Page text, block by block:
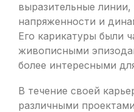
выразительные
напряженности и
Его карикатуры были
живописными
более интересными
В течение своей
различными